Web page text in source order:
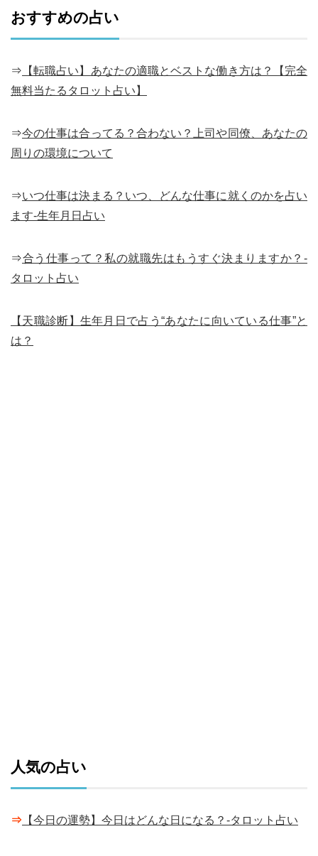
おすすめの占い
⇒ 【転職占い】あなたの適職とベストな働き方は？【完全
無料当たるタロット占い】
⇒今の仕事は合ってる？合わない？上司や同僚、あなたの
周りの環境について
⇒いつ仕事は決まる？いつ、どんな仕事に就くのかを占い
ます-生年月日占い
⇒合う仕事って？私の就職先はもうすぐ決まりますか？-
タロット占い
【天職診断】生年月日で占う“あなたに向いている仕事”と
は？
人気の占い
⇒ 【今日の運勢】今日はどんな日になる？-タロット占い